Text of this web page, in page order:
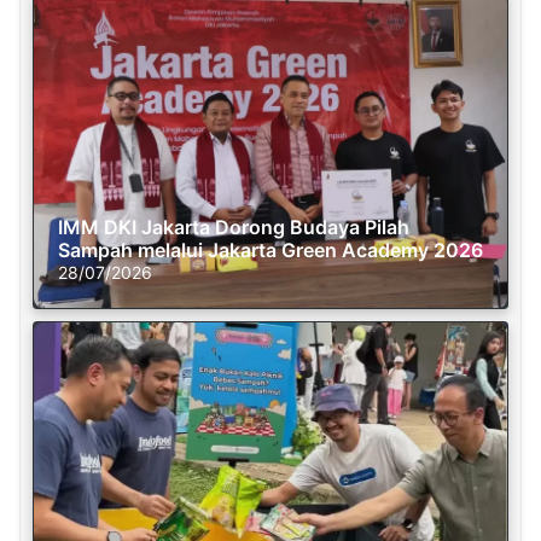
IMM DKI Jakarta Dorong Budaya Pilah
Sampah melalui Jakarta Green Academy 2026
28/07/2026